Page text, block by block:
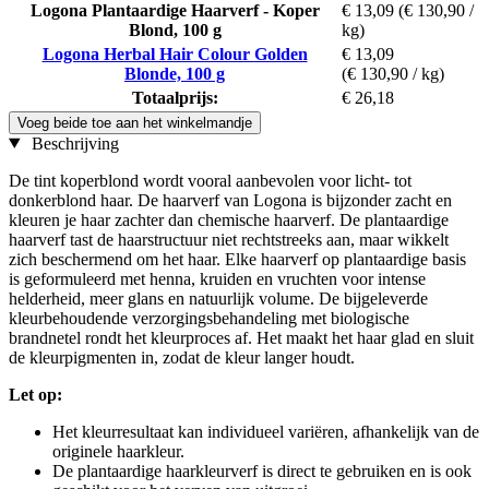
Logona Plantaardige Haarverf - Koper
Blond, 100 g
€ 13,09 (€ 130,90 /
kg)
Logona Herbal Hair Colour Golden
Blonde, 100 g
€ 13,09
(€ 130,90 / kg)
Totaalprijs:
€ 26,18
Voeg beide toe aan het winkelmandje
Beschrijving
De tint koperblond wordt vooral aanbevolen voor licht- tot
donkerblond haar. De haarverf van Logona is bijzonder zacht en
kleuren je haar zachter dan chemische haarverf. De plantaardige
haarverf tast de haarstructuur niet rechtstreeks aan, maar wikkelt
zich beschermend om het haar. Elke haarverf op plantaardige basis
is geformuleerd met henna, kruiden en vruchten voor intense
helderheid, meer glans en natuurlijk volume. De bijgeleverde
kleurbehoudende verzorgingsbehandeling met biologische
brandnetel rondt het kleurproces af. Het maakt het haar glad en sluit
de kleurpigmenten in, zodat de kleur langer houdt.
Let op:
Het kleurresultaat kan individueel variëren, afhankelijk van de
originele haarkleur.
De plantaardige haarkleurverf is direct te gebruiken en is ook